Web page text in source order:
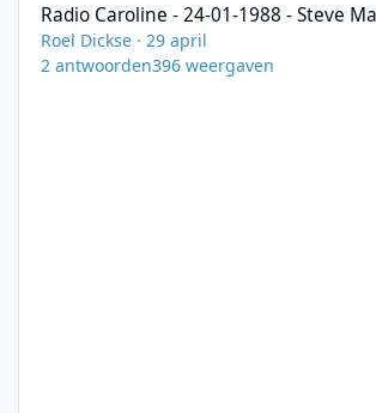
Radio Caroline - 24-01-1988 - Steve
Roel Dickse · 29 april
2 antwoorden396 weergaven